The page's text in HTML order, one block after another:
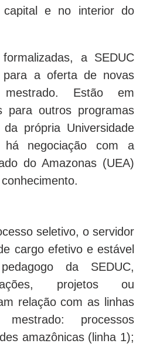
capital e no interior do
a SEDUC
para a oferta de novas
Estão em
para outros programas
própria Universidade
negociação com a
do Amazonas (UEA)
seletivo, o servidor
cargo efetivo e estável
da SEDUC,
ações, projetos ou
relação com as linhas
processos
amazônicas (linha 1);